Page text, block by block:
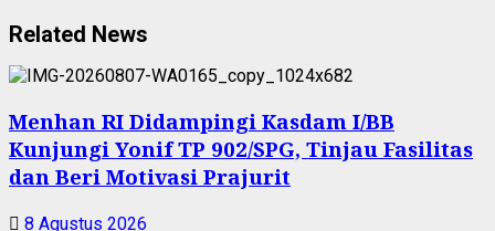
Related News
Menhan RI Didampingi Kasdam I/BB
Kunjungi Yonif TP 902/SPG, Tinjau Fasilitas
dan Beri Motivasi Prajurit
8 Agustus 2026